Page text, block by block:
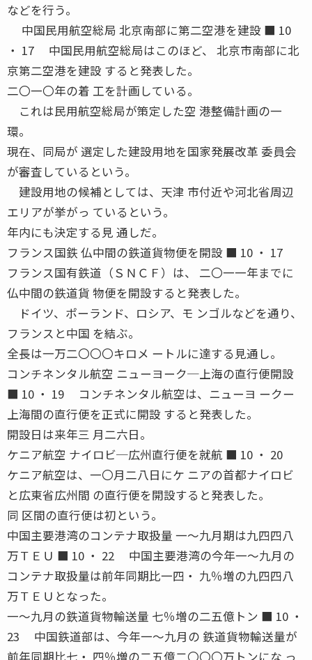
などを行う。
中国民用航空総局 北京南部に第二空港を建設 ■ 10
・ 17 中国民用航空総局はこのほど、 北京市南部に北
京第二空港を建設 すると発表した。
二〇一〇年の着 工を計画している。
これは民用航空総局が策定した空 港整備計画の一
環。
現在、同局が 選定した建設用地を国家発展改革 委員会
が審査しているという。
建設用地の候補としては、天津 市付近や河北省周辺
エリアが挙がっ ているという。
年内にも決定する見 通しだ。
フランス国鉄 仏中間の鉄道貨物便を開設 ■ 10 ・ 17
フランス国有鉄道（ＳＮＣＦ）は、 二〇一一年までに
仏中間の鉄道貨 物便を開設すると発表した。
ドイツ、ポーランド、ロシア、モ ンゴルなどを通り、
フランスと中国 を結ぶ。
全長は一万二〇〇〇キロメ ートルに達する見通し。
コンチネンタル航空 ニューヨーク─上海の直行便開設
■ 10 ・ 19 コンチネンタル航空は、ニューヨ ークー
上海間の直行便を正式に開設 すると発表した。
開設日は来年三 月二六日。
ケニア航空 ナイロビ─広州直行便を就航 ■ 10 ・ 20
ケニア航空は、一〇月二八日にケ ニアの首都ナイロビ
と広東省広州間 の直行便を開設すると発表した。
同 区間の直行便は初という。
中国主要港湾のコンテナ取扱量 一〜九月期は九四四八
万ＴＥＵ ■ 10 ・ 22 中国主要港湾の今年一〜九月の
コンテナ取扱量は前年同期比一四・ 九％増の九四四八
万ＴＥＵとなった。
一〜九月の鉄道貨物輸送量 七％増の二五億トン ■ 10 ・
23 中国鉄道部は、今年一〜九月の 鉄道貨物輸送量が
前年同期比七・ 四％増の二五億二〇〇〇万トンにな っ